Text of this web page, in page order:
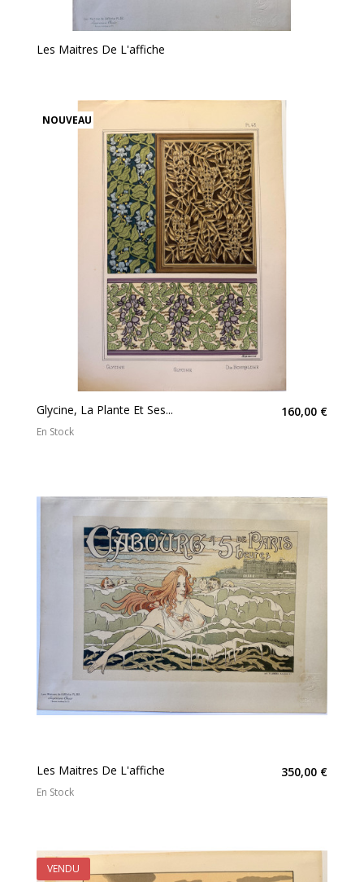
Les Maitres De L'affiche
NOUVEAU
Glycine, La Plante Et Ses... 160,00 €
En Stock
Les Maitres De L'affiche 350,00 €
En Stock
VENDU